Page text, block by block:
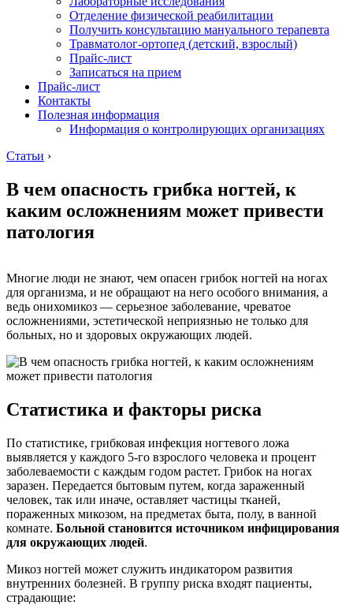
Отделение физической реабилитации
Получить консультацию мануального терапевта
Травматолог-ортопед (детский, взрослый)
Прайс-лист
Записаться на прием
Прайс-лист
Контакты
Полезная информация
Информация о контролирующих организациях
Статьи ›
В чем опасность грибка ногтей, к
каким осложнениям может привести
патология
Многие люди не знают, чем опасен грибок ногтей на ногах
для организма, и не обращают на него особого внимания, а
ведь онихомикоз — серьезное заболевание, чреватое
осложнениями, эстетической неприязнью не только для
больных, но и здоровых окружающих людей.
Статистика и факторы риска
По статистике, грибковая инфекция ногтевого ложа
выявляется у каждого 5-го взрослого человека и процент
заболеваемости с каждым годом растет. Грибок на ногах
заразен. Передается бытовым путем, когда зараженный
человек, так или иначе, оставляет частицы тканей,
пораженных микозом, на предметах быта, полу, в ванной
комнате. Больной становится источником инфицирования
для окружающих людей.
Микоз ногтей может служить индикатором развития
внутренних болезней. В группу риска входят пациенты,
страдающие: